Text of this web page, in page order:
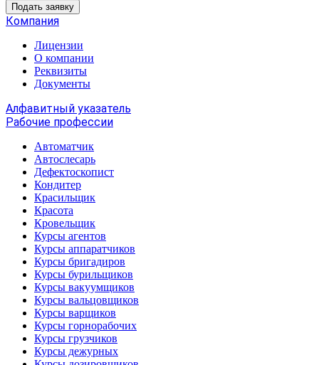
Подать заявку
Компания
Лицензии
О компании
Реквизиты
Документы
Алфавитный указатель
Рабочие профессии
Автоматчик
Автослесарь
Дефектоскопист
Кондитер
Красильщик
Красота
Кровельщик
Курсы агентов
Курсы аппаратчиков
Курсы бригадиров
Курсы бурильщиков
Курсы вакуумщиков
Курсы вальцовщиков
Курсы варщиков
Курсы горнорабочих
Курсы грузчиков
Курсы дежурных